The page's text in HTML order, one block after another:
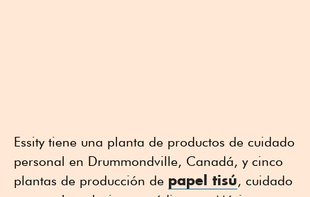
Essity tiene una planta de productos de cuidado
personal en Drummondville, Canadá, y cinco
plantas de producción de papel tisú, cuidado